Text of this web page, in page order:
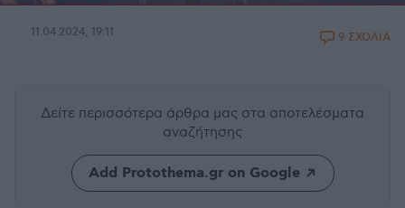
11.04.2024, 19:11 9 ΣΧΟΛΙΑ
Δείτε περισσότερα άρθρα μας στα αποτελέσματα
αναζήτησης
Add Protothema.gr on Google